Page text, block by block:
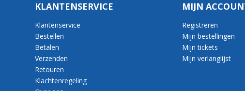
KLANTENSERVICE
Klantenservice
Bestellen
Betalen
Verzenden
Retouren
Klachtenregeling
MIJN
Registreren
Mijn bestellingen
Mijn tickets
Mijn verlanglijst